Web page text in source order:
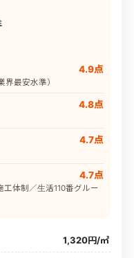
4.9点
界最安水準）
4.8点
4.7点
4.7点
体制／生活110番グルー
1,320円/㎡